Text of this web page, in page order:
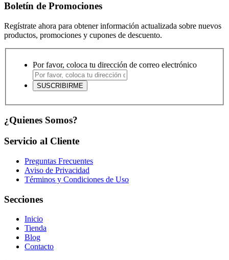
Boletín de Promociones
Regístrate ahora para obtener información actualizada sobre nuevos
productos, promociones y cupones de descuento.
Por favor, coloca tu dirección de correo electrónico
¿Quienes Somos?
Servicio al Cliente
Preguntas Frecuentes
Aviso de Privacidad
Términos y Condiciones de Uso
Secciones
Inicio
Tienda
Blog
Contacto